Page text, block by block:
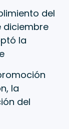
del
diciembre
la
la
del